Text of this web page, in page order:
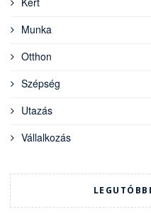
Munka
Otthon
Szépség
Utazás
Vállalkozás